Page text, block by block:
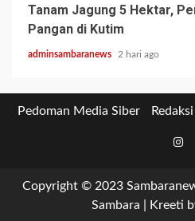
Tanam Jagung 5 Hektar,
Pangan di Kutim
adminsambaranews 2 hari ago
Pedoman Media Siber Redaksi
Tiktok
Copyright © 2023
Sambara
Kreeti